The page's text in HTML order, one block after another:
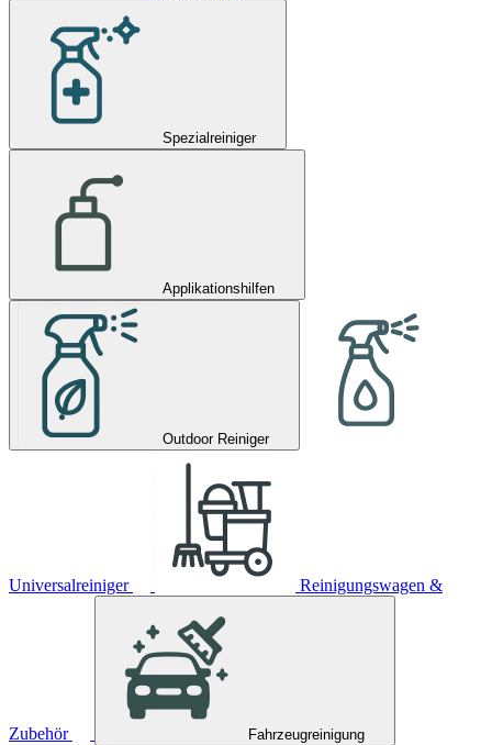
Spezialreiniger
Applikationshilfen
Outdoor Reiniger
Universalreiniger Reinigungswagen &
Zubehör Fahrzeugreinigung